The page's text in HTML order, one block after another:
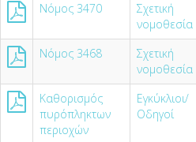
Νόμος 3470
Σχετική
νομοθεσία
Νόμος 3468
Σχετική
νομοθεσία
Καθορισμός
πυρόπληκτων
περιοχών
Εγκύκλιοι/
Οδηγοί